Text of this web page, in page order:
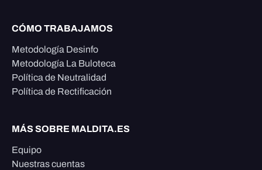
CÓMO TRABAJAMOS
Metodología Desinfo
Metodología La Buloteca
Política de Neutralidad
Política de Rectificación
MÁS SOBRE MALDITA.ES
Equipo
Nuestras cuentas